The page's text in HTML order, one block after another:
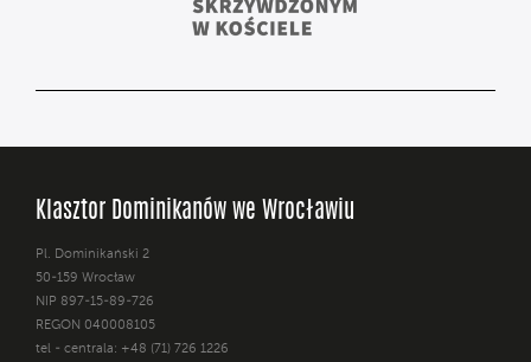
Klasztor Dominikanów we Wrocławiu
Pl. Dominikański 2
50-159 Wrocław
NIP 897-15-89-726
REGON 040008105
tel - centrala: +48 (71) 726 1226